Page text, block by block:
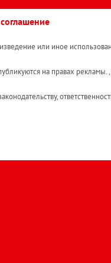
или иное
на правах рекламы.